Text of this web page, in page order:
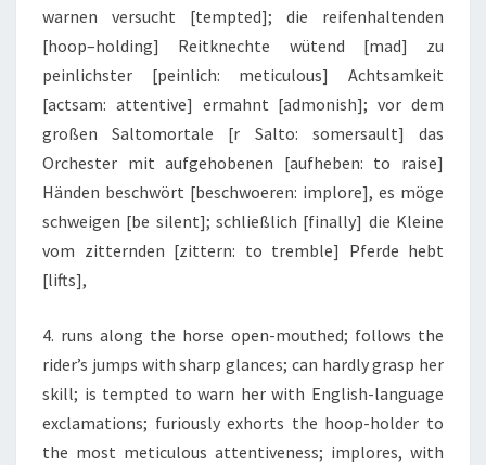
warnen versucht [tempted]; die reifenhaltenden
[hoop–holding] Reitknechte wütend [mad] zu
peinlichster [peinlich: meticulous] Achtsamkeit
[actsam: attentive] ermahnt [admonish]; vor dem
großen Saltomortale [r Salto: somersault] das
Orchester mit aufgehobenen [aufheben: to raise]
Händen beschwört [beschwoeren: implore], es möge
schweigen [be silent]; schließlich [finally] die Kleine
vom zitternden [zittern: to tremble] Pferde hebt
[lifts],
4. runs along the horse open-mouthed; follows the
rider’s jumps with sharp glances; can hardly grasp her
skill; is tempted to warn her with English-language
exclamations; furiously exhorts the hoop-holder to
the most meticulous attentiveness; implores, with